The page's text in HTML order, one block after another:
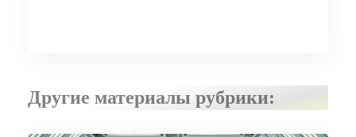
Другие материалы рубрики: